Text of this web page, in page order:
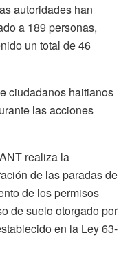
autoridades han
a 189 personas,
un total de 46
ciudadanos haitianos
las acciones
realiza la
de las paradas de
de los permisos
de suelo otorgado por
en la Ley 63-